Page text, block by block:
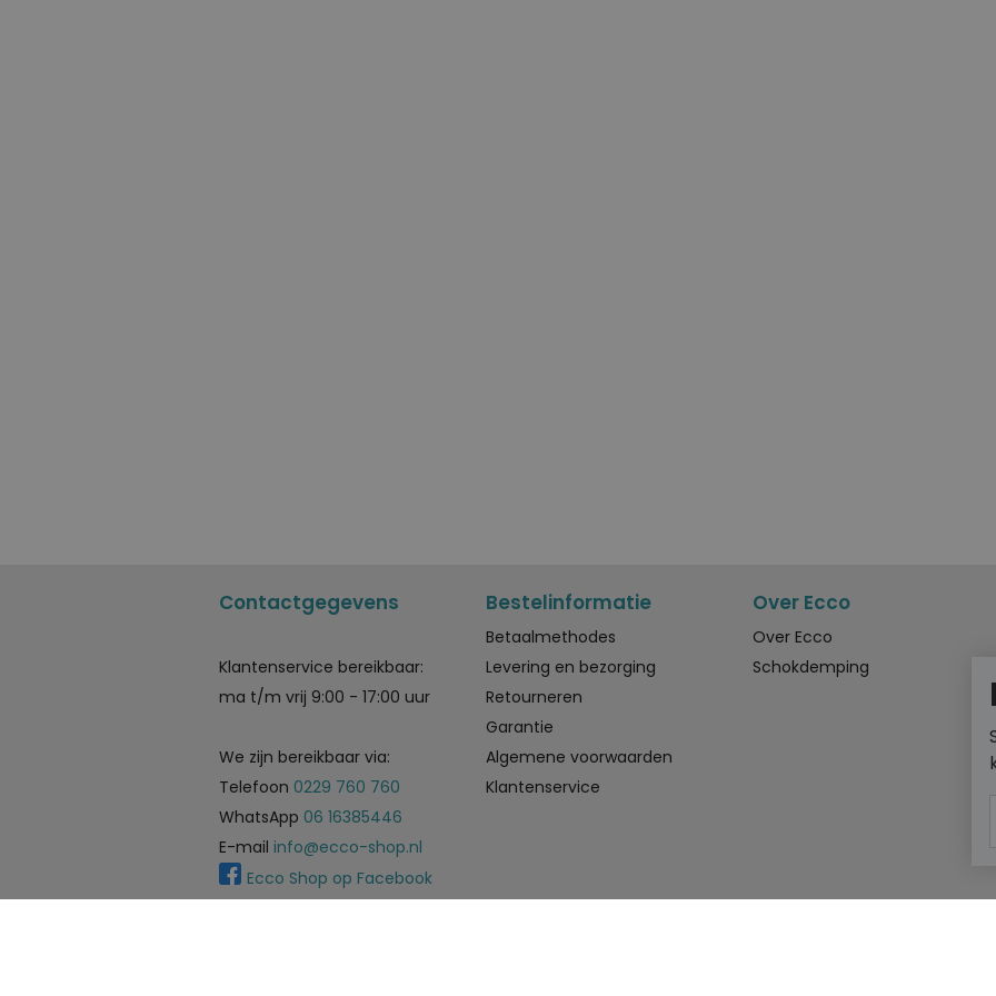
Contactgegevens
Klantenservice bereikbaar:
ma t/m vrij 9:00 - 17:00 uur
We zijn bereikbaar via:
Telefoon 0229 760 760
WhatsApp 06 16385446
E-mail info@ecco-shop.nl
Ecco Shop op Facebook
Bestelinformatie
Betaalmethodes
Levering en bezorging
Retourneren
Garantie
Algemene voorwaarden
Klantenservice
Over Ecco
Over Ecco
Schokdemping